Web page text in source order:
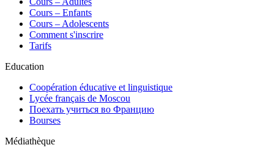
Cours – Enfants
Cours – Adolescents
Comment s'inscrire
Tarifs
Education
Coopération éducative et linguistique
Lycée français de Moscou
Поехать учиться во Францию
Bourses
Médiathèque